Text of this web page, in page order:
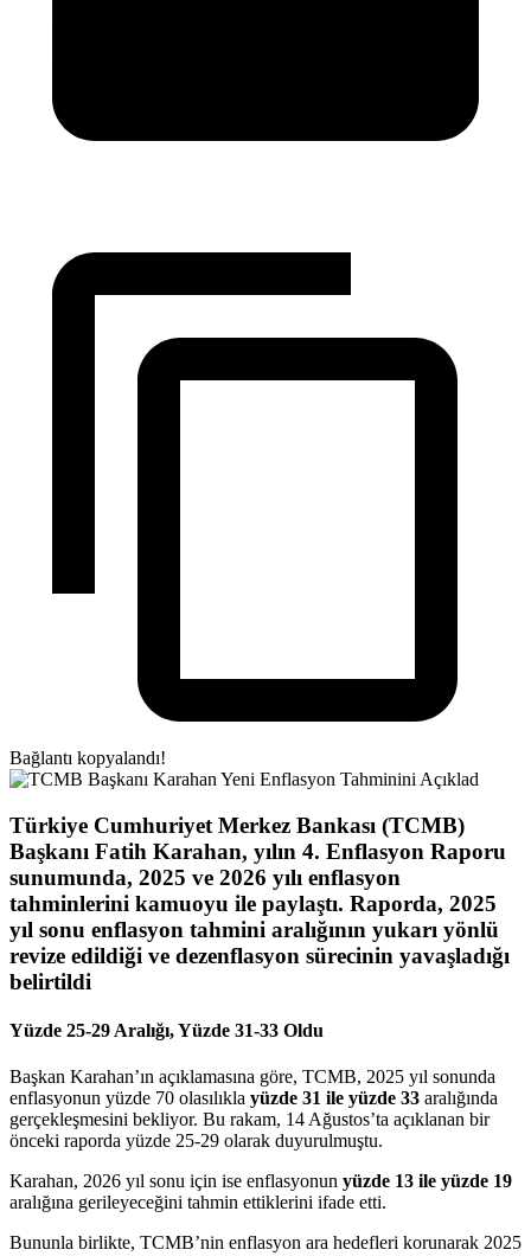
Bağlantı kopyalandı!
Türkiye Cumhuriyet Merkez Bankası (TCMB)
Başkanı Fatih Karahan, yılın 4. Enflasyon Raporu
sunumunda, 2025 ve 2026 yılı enflasyon
tahminlerini kamuoyu ile paylaştı. Raporda, 2025
yıl sonu enflasyon tahmini aralığının yukarı yönlü
revize edildiği ve dezenflasyon sürecinin yavaşladığı
belirtildi
Yüzde 25-29 Aralığı, Yüzde 31-33 Oldu
Başkan Karahan’ın açıklamasına göre, TCMB, 2025 yıl sonunda
enflasyonun yüzde 70 olasılıkla yüzde 31 ile yüzde 33 aralığında
gerçekleşmesini bekliyor. Bu rakam, 14 Ağustos’ta açıklanan bir
önceki raporda yüzde 25-29 olarak duyurulmuştu.
Karahan, 2026 yıl sonu için ise enflasyonun yüzde 13 ile yüzde 19
aralığına gerileyeceğini tahmin ettiklerini ifade etti.
Bununla birlikte, TCMB’nin enflasyon ara hedefleri korunarak 2025